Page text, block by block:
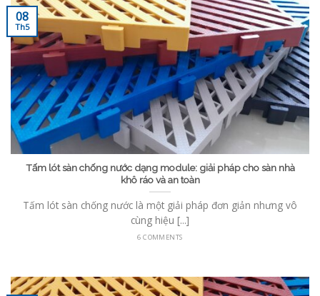
Tấm lót sàn chống nước dạng module: giải pháp cho sàn nhà
khô ráo và an toàn
Tấm lót sàn chống nước là một giải pháp đơn giản nhưng vô
cùng hiệu [...]
6 COMMENTS
08
Th5